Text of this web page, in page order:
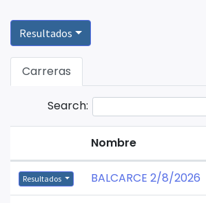
Resultados
Carreras
Search:
Nombre
Resultados BALCARCE 2/8/2026